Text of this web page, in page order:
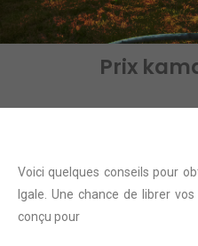
Prix
Voici quelques conseils pour
lgale. Une chance de librer
conçu pour